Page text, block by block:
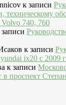
к записи
техническому
740, 760
к записи
ix20 c 2009
к записи
проспект